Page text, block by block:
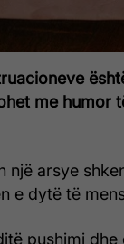
me humor
një arsye
e dytë të
pushimi